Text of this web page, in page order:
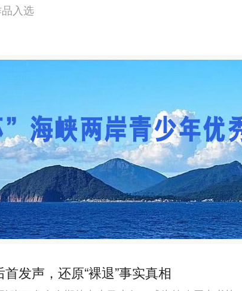
入选
发声，还原“裸退”事实真相